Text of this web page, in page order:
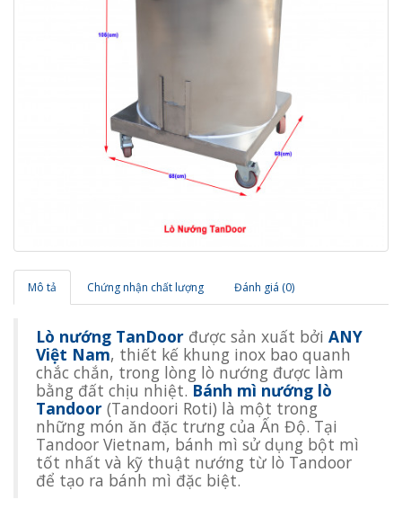
Mô tả Chứng nhận chất lượng Đánh giá (0)
Lò nướng TanDoor được sản xuất bởi ANY
Việt Nam, thiết kế khung inox bao quanh
chắc chắn, trong lòng lò nướng được làm
bằng đất chịu nhiệt. Bánh mì nướng lò
Tandoor (Tandoori Roti) là một trong
những món ăn đặc trưng của Ấn Độ. Tại
Tandoor Vietnam, bánh mì sử dụng bột mì
tốt nhất và kỹ thuật nướng từ lò Tandoor
để tạo ra bánh mì đặc biệt.